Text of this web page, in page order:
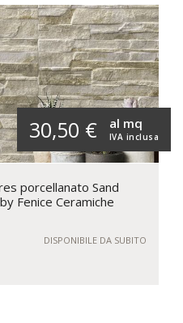
30,50 € IVA inclusa
al mq
porcellanato Sand
Fenice Ceramiche
DISPONIBILE DA SUBITO